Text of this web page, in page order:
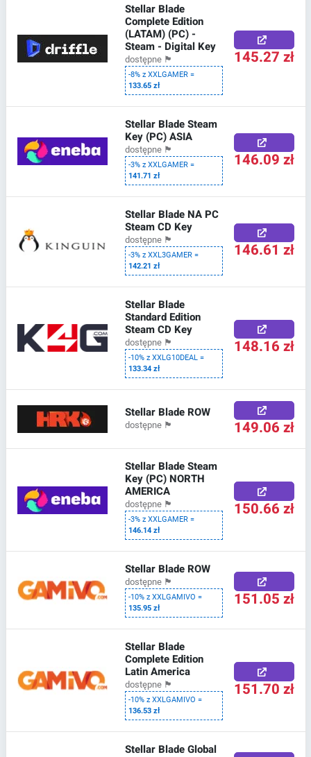
Stellar Blade
Complete Edition
(LATAM) (PC) -
Steam - Digital Key
dostępne 🏴
-8% z XXLGAMER =
133.65 zł
145.27 zł
Stellar Blade Steam
Key (PC) ASIA
dostępne 🏴
-3% z XXLGAMER =
141.71 zł
146.09 zł
Stellar Blade NA PC
Steam CD Key
dostępne 🏴
-3% z XXL3GAMER =
142.21 zł
146.61 zł
Stellar Blade
Standard Edition
Steam CD Key
dostępne 🏴
-10% z XXLG10DEAL =
133.34 zł
148.16 zł
Stellar Blade ROW
dostępne 🏴 149.06 zł
Stellar Blade Steam
Key (PC) NORTH
AMERICA
dostępne 🏴
-3% z XXLGAMER =
146.14 zł
150.66 zł
Stellar Blade ROW
dostępne 🏴
-10% z XXLGAMIVO =
135.95 zł
151.05 zł
Stellar Blade
Complete Edition
Latin America
dostępne 🏴
-10% z XXLGAMIVO =
136.53 zł
151.70 zł
Stellar Blade Global